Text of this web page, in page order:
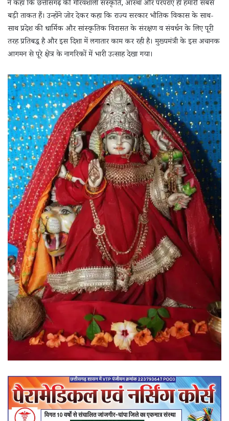
ने कहा कि छत्तीसगढ़ की गौरवशाली संस्कृति, आस्था और परंपराएं ही हमारी सबसे
बड़ी ताकत हैं। उन्होंने जोर देकर कहा कि राज्य सरकार भौतिक विकास के साथ-
साथ प्रदेश की धार्मिक और सांस्कृतिक विरासत के संरक्षण व संवर्धन के लिए पूरी
तरह प्रतिबद्ध है और इस दिशा में लगातार काम कर रही है। मुख्यमंत्री के इस अचानक
आगमन से पूरे क्षेत्र के नागरिकों में भारी उत्साह देखा गया।